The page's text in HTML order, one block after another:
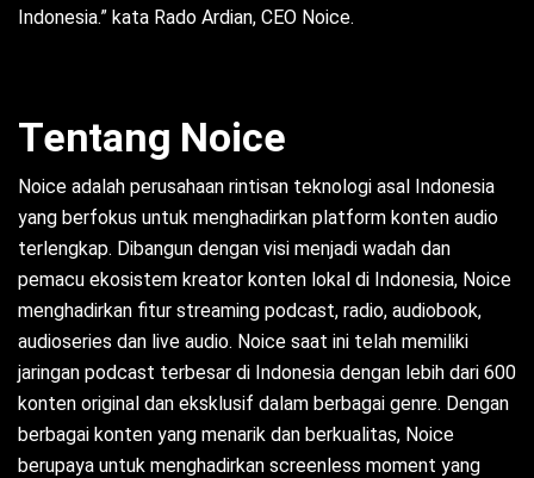
Indonesia.” kata Rado Ardian, CEO Noice.
Tentang Noice
Noice adalah perusahaan rintisan teknologi asal Indonesia
yang berfokus untuk menghadirkan platform konten audio
terlengkap. Dibangun dengan visi menjadi wadah dan
pemacu ekosistem kreator konten lokal di Indonesia, Noice
menghadirkan fitur streaming podcast, radio, audiobook,
audioseries dan live audio. Noice saat ini telah memiliki
jaringan podcast terbesar di Indonesia dengan lebih dari 600
konten original dan eksklusif dalam berbagai genre. Dengan
berbagai konten yang menarik dan berkualitas, Noice
berupaya untuk menghadirkan screenless moment yang